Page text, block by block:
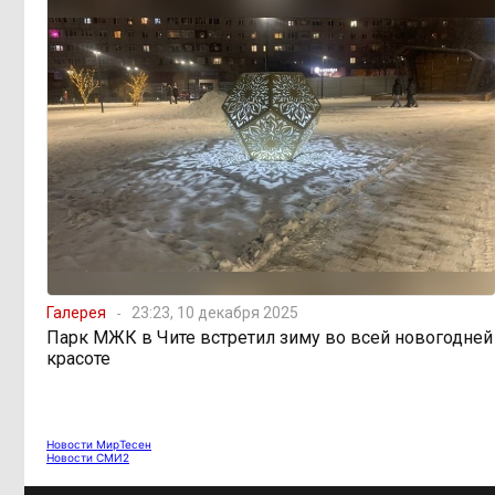
11:05, 6 августа «В большинстве
регионов индексация прошла с 1
января»: почему Забайкалье
задержало повышение зарплат
бюджетникам
10:16, 6 августа
В Каларском
округе подрядчик и чиновник
попали под уголовные дела
улетели в Омск: как Забайкалье
провалило «Чистый воздух»
Галерея 23:23, 10 декабря 2025
Парк МЖК в Чите встретил зиму во всей новогодней
красоте
Новости МирТесен
Новости СМИ2